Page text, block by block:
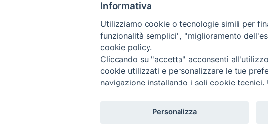
Privacy
Copyright © 2019 - Tutti i diritti riservati - Vita Trentina
Informativa
Utilizziamo cookie o tecnologie simili per
funzionalità semplici", "miglioramento
cookie policy.
Cliccando su "accetta" acconsenti
cookie utilizzati e personalizzare le tue
navigazione installando i soli cookie
Personalizza